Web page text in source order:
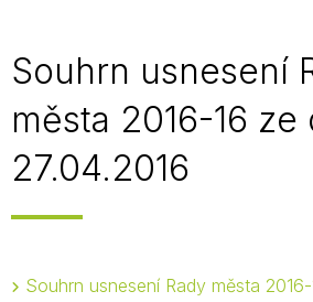
Souhrn usnesení
města 2016-16 ze
27.04.2016
Souhrn usnesení Rady města